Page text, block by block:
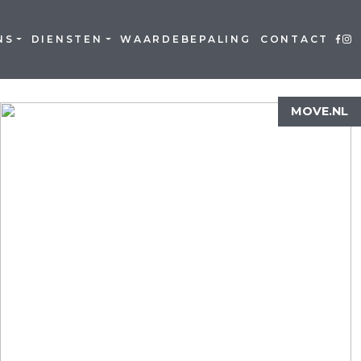
DIENSTEN WAARDEBEPALING CONTACT
MOVE.NL